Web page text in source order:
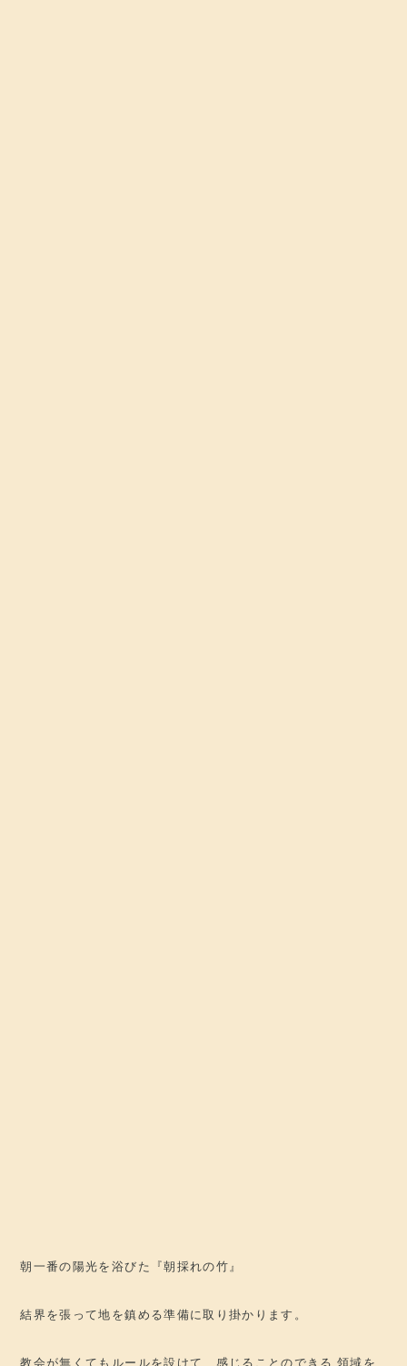
朝一番の陽光を浴びた『朝採れの竹』
結界を張って地を鎮める準備に取り掛かります。
教会が無くてもルールを設けて、感じることのできる 領域を